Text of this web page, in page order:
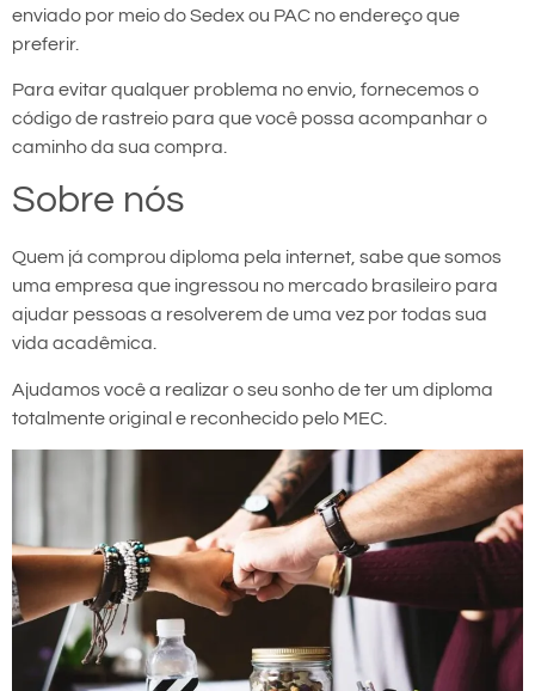
enviado por meio do Sedex ou PAC no endereço que
preferir.
Para evitar qualquer problema no envio, fornecemos o
código de rastreio para que você possa acompanhar o
caminho da sua compra.
Sobre nós
Quem já comprou diploma pela internet, sabe que somos
uma empresa que ingressou no mercado brasileiro para
ajudar pessoas a resolverem de uma vez por todas sua
vida acadêmica.
Ajudamos você a realizar o seu sonho de ter um diploma
totalmente original e reconhecido pelo MEC.